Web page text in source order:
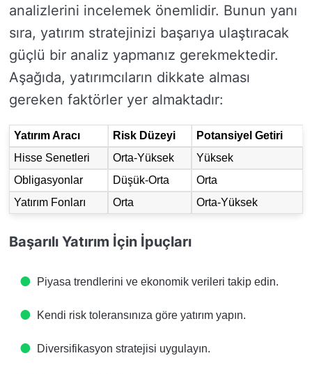
analizlerini incelemek önemlidir. Bunun yanı
sıra, yatırım stratejinizi başarıya ulaştıracak
güçlü bir analiz yapmanız gerekmektedir.
Aşağıda, yatırımcıların dikkate alması
gereken faktörler yer almaktadır:
Yatırım Aracı Risk Düzeyi
Potansiyel Getiri
Hisse Senetleri
Orta-Yüksek
Yüksek
Obligasyonlar
Düşük-Orta
Orta
Yatırım Fonları
Orta Orta-Yüksek
Başarılı Yatırım İçin İpuçları
Piyasa trendlerini ve ekonomik verileri takip edin.
Kendi risk toleransınıza göre yatırım yapın.
Diversifikasyon stratejisi uygulayın.